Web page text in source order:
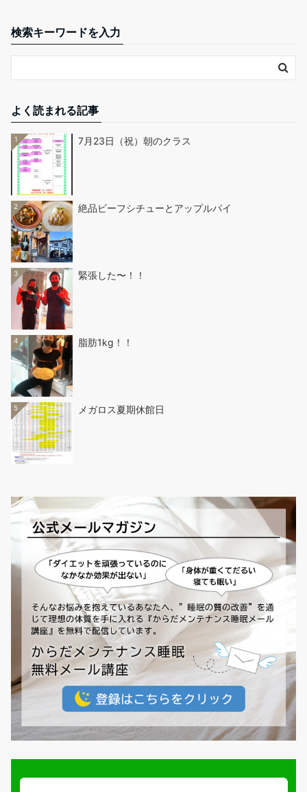
検索キーワードを入力
よく読まれる記事
1 7月23日（祝）朝のクラス
2 絶品ビーフシチューとアップルパイ
3 緊張した〜！！
4 脂肪1kg！！
5 メガロス夏期休館日